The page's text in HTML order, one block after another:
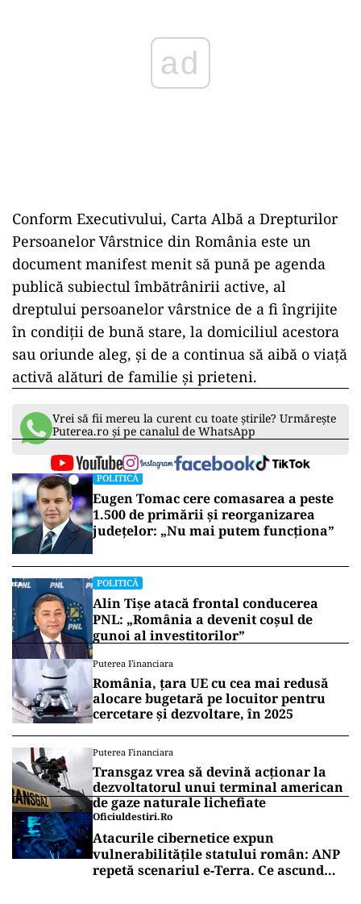
ad
Conform Executivului, Carta Albă a Drepturilor
Persoanelor Vârstnice din România este un
document manifest menit să pună pe agenda
publică subiectul îmbătrânirii active, al
dreptului persoanelor vârstnice de a fi îngrijite
în condiţii de bună stare, la domiciliul acestora
sau oriunde aleg, şi de a continua să aibă o viaţă
activă alături de familie şi prieteni.
Vrei să fii mereu la curent cu toate știrile? Urmărește
Puterea.ro și pe canalul de WhatsApp
POLITICĂ
Eugen Tomac cere comasarea a peste
1.500 de primării și reorganizarea
județelor: „Nu mai putem funcționa”
POLITICĂ
Alin Tișe atacă frontal conducerea
PNL: „România a devenit coșul de
gunoi al investitorilor”
Puterea Financiara
România, țara UE cu cea mai redusă
alocare bugetară pe locuitor pentru
cercetare și dezvoltare, în 2025
Puterea Financiara
Transgaz vrea să devină acționar la
dezvoltatorul unui terminal american
de gaze naturale lichefiate
Oficiuldestiri.ro
Atacurile cibernetice expun
vulnerabilitățile statului român: ANP
repetă scenariul e‑Terra. Ce ascund